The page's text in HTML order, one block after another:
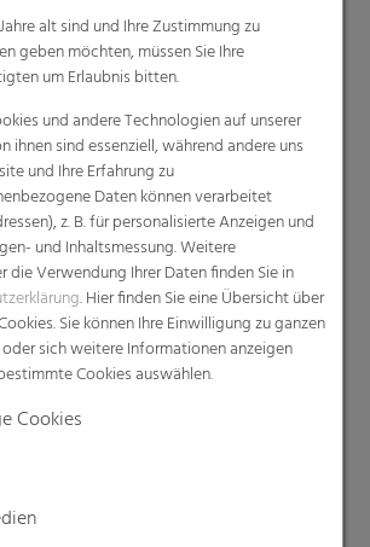
Biologisch abbaubare Beutel Liners
Box-Liner, Octabin & FIBC
Liners, Container-Liners
alt sind und Ihre Zustimmung zu
geben möchten, müssen Sie Ihre
um Erlaubnis bitten.
und andere Technologien auf unserer
ihnen sind essenziell, während andere uns
und Ihre Erfahrung zu
Daten können verarbeitet
z. B. für personalisierte Anzeigen und
und Inhaltsmessung. Weitere
die Verwendung Ihrer Daten finden Sie in
. Hier finden Sie eine Übersicht über
Sie können Ihre Einwilligung zu ganzen
sich weitere Informationen anzeigen
Cookies auswählen.
Cookies